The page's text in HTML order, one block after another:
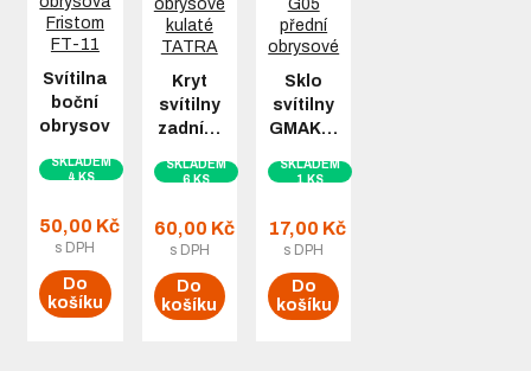
Svítilna
boční
obrysová…
SKLADEM
4 KS
50,00 Kč
s DPH
Do
košíku
Kryt
svítilny
zadní…
SKLADEM
6 KS
60,00 Kč
s DPH
Do
košíku
Sklo
svítilny
GMAK…
SKLADEM
1 KS
17,00 Kč
s DPH
Do
košíku